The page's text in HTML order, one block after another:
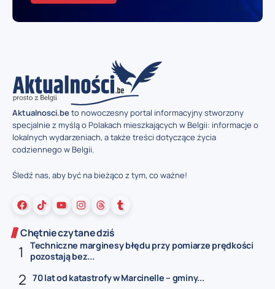
Aktualnosci.beto nowoczesny portal informacyjny stworzony
specjalnie z myślą o Polakach mieszkających w Belgii: informacje o
lokalnych wydarzeniach, a także treści dotyczące życia
codziennego w Belgii.
Śledź nas, aby być na bieżąco z tym, co ważne!
Chętnie czytane dziś
Techniczne marginesy błędu przy pomiarze prędkości
pozostają bez...
70 lat od katastrofy w Marcinelle – gminy...